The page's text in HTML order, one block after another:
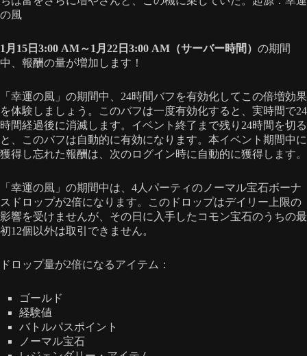
の風
1月15日3:00 AM～1月22日3:00 AM（サーバー時間） の期間
中、報酬の量が増加します！
「幸運の風」の期間中、24時間バフを有効化してこの倍増効果
を体験しましょう。このバフは一度有効化すると、実時間で24
時間経過後に消滅します。イベント終了まで残り24時間を切る
と、このバフは自動的に有効になります。本イベント期間中に
獲得し忘れた報酬は、次のログイン時に自動的に獲得します。
「幸運の風」の期間中は、4人パーティのノーマル宝石ボーナ
スドロップが2倍になります。このドロップはデイリー上限の
影響を受けませんが、その日に入手したコモン宝石のうちの最
初12個以外は取引できません。
ドロップ量が2倍になるアイテム：
ゴールド
経験値
バトルパスポイント
ノーマル宝石